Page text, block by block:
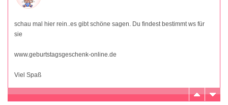
schau mal hier rein..es gibt schöne sagen. Du findest bestimmt ws für
sie
www.geburtstagsgeschenk-online.de
Viel Spaß